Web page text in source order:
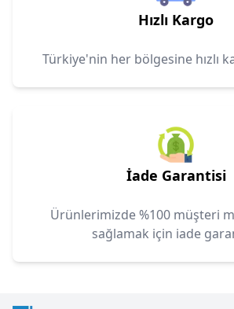
Hızlı Kargo
Türkiye'nin her bölgesine hızlı
İade Garantisi
Ürünlerimizde %100 müşteri
sağlamak için iade